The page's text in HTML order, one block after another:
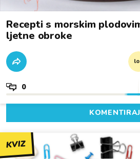
Recepti s morskim
ljetne obroke
0
KOMENTIRAJ
KVIZ